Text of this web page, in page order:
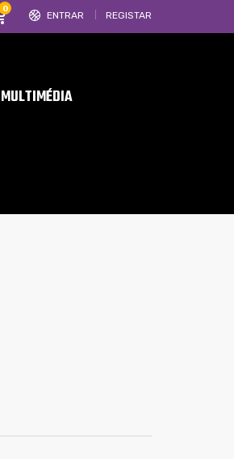
ENTRAR REGISTAR
0
MULTIMÉDIA